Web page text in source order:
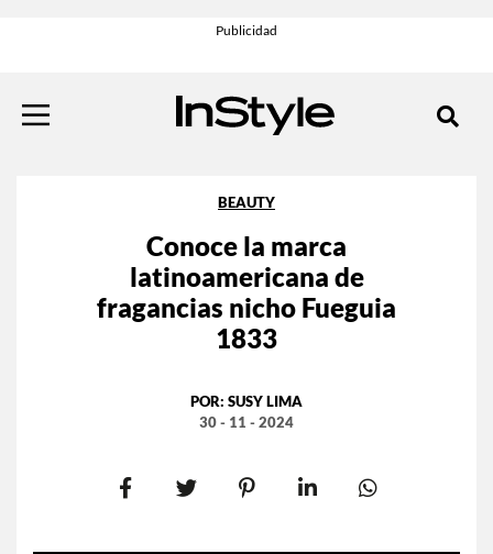
BEAUTY
Conoce la marca
latinoamericana de
fragancias nicho Fueguia
1833
POR: SUSY LIMA
30 - 11 - 2024